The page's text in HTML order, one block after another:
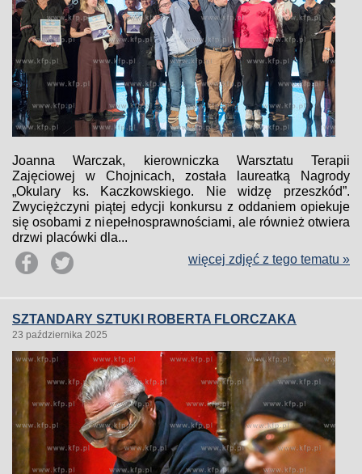
Joanna Warczak, kierowniczka Warsztatu Terapii
Zajęciowej w Chojnicach, została laureatką Nagrody
„Okulary ks. Kaczkowskiego. Nie widzę przeszkód”.
Zwyciężczyni piątej edycji konkursu z oddaniem opiekuje
się osobami z niepełnosprawnościami, ale również otwiera
drzwi placówki dla...
więcej zdjęć z tego tematu »
SZTANDARY SZTUKI ROBERTA FLORCZAKA
23 października 2025